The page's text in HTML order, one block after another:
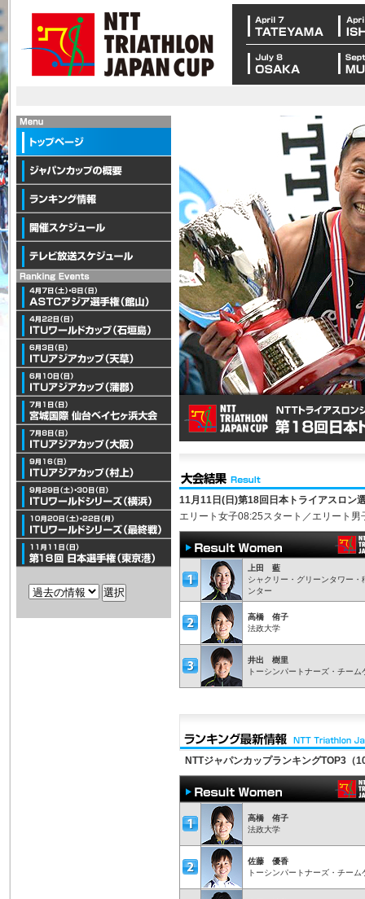
11月11日(日)第18回日本トライアスロン
エリート女子08:25スタート／エリート男
上田 藍
シャクリー・グリーンタワー・
ンター
高橋 侑子
法政大学
井出 樹里
トーシンパートナーズ・チーム
NTTジャパンカップランキングTOP3（
高橋 侑子
法政大学
佐藤 優香
トーシンパートナーズ・チーム